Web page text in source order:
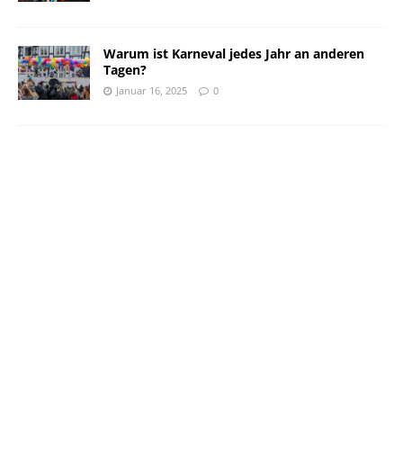
Warum ist Karneval jedes Jahr an anderen
Tagen?
Januar 16, 2025 0